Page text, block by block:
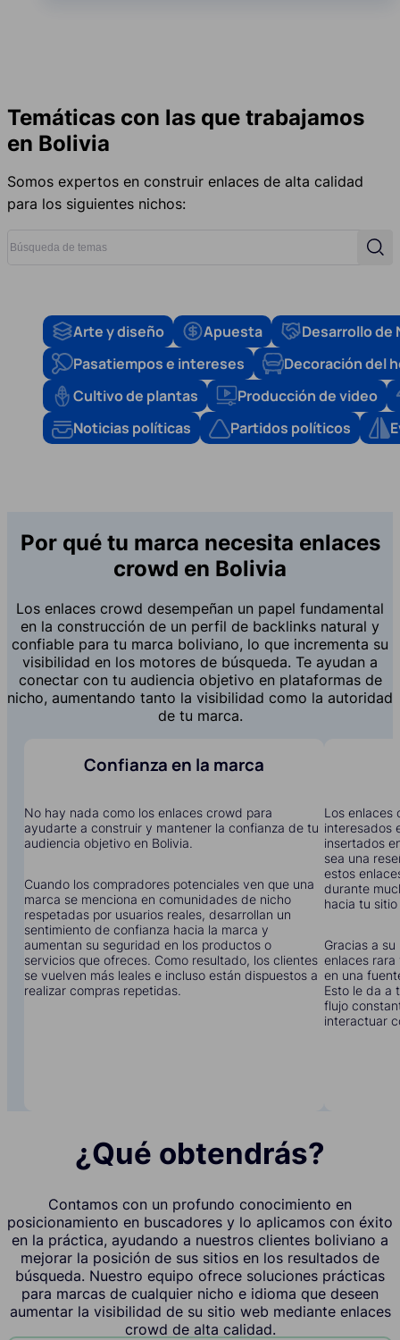
Temáticas con las que trabajamos
en Bolivia
Somos expertos en construir enlaces de alta calidad
para los siguientes nichos:
Arte y diseño Apuesta
Desarrollo de
Pasatiempos e intereses
Decoración del
Cultivo de plantas
Producción de video
Noticias políticas
Partidos políticos
Por qué tu marca necesita enlaces
crowd en Bolivia
Los enlaces crowd desempeñan un papel fundamental
en la construcción de un perfil de backlinks natural y
confiable para tu marca boliviano, lo que incrementa su
visibilidad en los motores de búsqueda. Te ayudan a
conectar con tu audiencia objetivo en plataformas de
nicho, aumentando tanto la visibilidad como la autoridad
de tu marca.
Confianza en la marca
No hay nada como los enlaces crowd para
ayudarte a construir y mantener la confianza de tu
audiencia objetivo en Bolivia.
Cuando los compradores potenciales ven que una
marca se menciona en comunidades de nicho
respetadas por usuarios reales, desarrollan un
sentimiento de confianza hacia la marca y
aumentan su seguridad en los productos o
servicios que ofreces. Como resultado, los clientes
se vuelven más leales e incluso están dispuestos a
realizar compras repetidas.
Los enlaces
interesados
insertados
sea una
estos
durante
hacia tu
Gracias a
enlaces rara
en una
Esto le da a
flujo
interactuar
¿Qué obtendrás?
Contamos con un profundo conocimiento en
posicionamiento en buscadores y lo aplicamos con éxito
en la práctica, ayudando a nuestros clientes boliviano a
mejorar la posición de sus sitios en los resultados de
búsqueda. Nuestro equipo ofrece soluciones prácticas
para marcas de cualquier nicho e idioma que deseen
aumentar la visibilidad de su sitio web mediante enlaces
crowd de alta calidad.